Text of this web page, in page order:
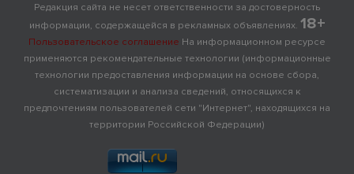
Редакция сайта не несет ответственности за достоверность
информации, содержащейся в рекламных объявлениях. 18+
Пользовательское соглашение На информационном ресурсе
применяются рекомендательные технологии (информационные
технологии предоставления информации на основе сбора,
систематизации и анализа сведений, относящихся к
предпочтениям пользователей сети "Интернет", находящихся на
территории Российской Федерации)